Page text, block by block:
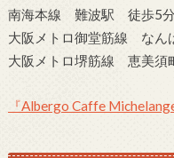
南海本線 難波駅 徒歩5分
大阪メトロ御堂筋線 な
大阪メトロ堺筋線 恵美
『Albergo Caffe